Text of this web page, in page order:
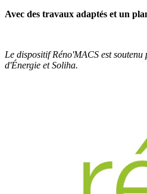
Avec des travaux adaptés et un
Le dispositif Réno'MACS est
d'Énergie et Soliha.